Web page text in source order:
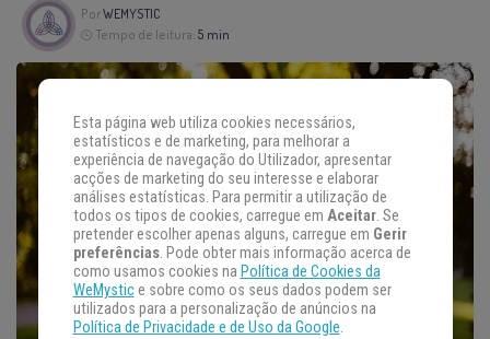
PorWEMYSTIC
Tempo de leitura: 5 min
Esta página web utiliza cookies necessários,
estatísticos e de marketing, para melhorar a
experiência de navegação do Utilizador, apresentar
acções de marketing do seu interesse e elaborar
análises estatísticas. Para permitir a utilização de
todos os tipos de cookies, carregue em Aceitar. Se
pretender escolher apenas alguns, carregue em Gerir
preferências. Pode obter mais informação acerca de
como usamos cookies na Política de Cookies da
WeMystice sobre como os seus dados podem ser
utilizados para a personalização de anúncios na
Política de Privacidade e de Uso da Google.